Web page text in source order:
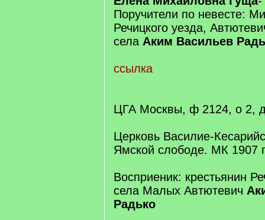
Поручители по невесте:
Речицкого уезда,
села Аким Васильев
ссылка
ЦГА Москвы, ф 2124, о 2,
Церковь Василие-
Ямской слободе. МК 1907
Восприеник: крестьянин
села Малых Автютевич
Радько